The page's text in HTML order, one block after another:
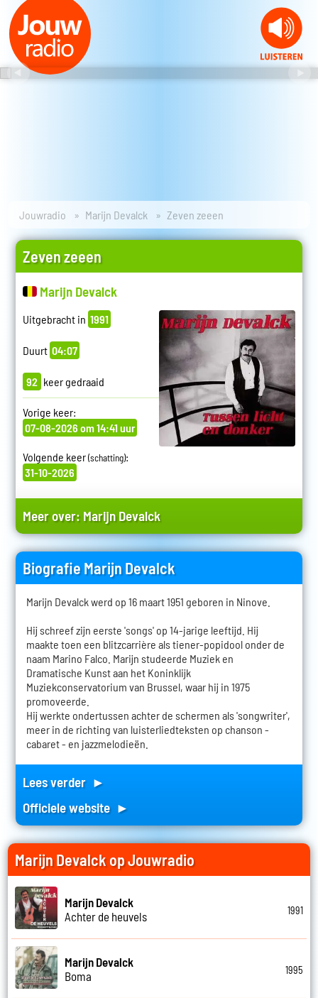
Jouwradio Marijn Devalck Zeven zeeen
Zeven zeeen
Marijn Devalck
Uitgebracht in 1991
Duurt 04:07
92 keer gedraaid
Vorige keer:
07-08-2026 om 14:41 uur
Volgende keer(schatting):
31-10-2026
Meer over: Marijn Devalck
Biografie Marijn Devalck
Marijn Devalck werd op 16 maart 1951 geboren in Ninove.
Hij schreef zijn eerste 'songs' op 14-jarige leeftijd. Hij
maakte toen een blitzcarrière als tiener-popidool onder de
naam Marino Falco. Marijn studeerde Muziek en
Dramatische Kunst aan het Koninklijk
Muziekconservatorium van Brussel, waar hij in 1975
promoveerde.
Hij werkte ondertussen achter de schermen als 'songwriter',
meer in de richting van luisterliedteksten op chanson -
cabaret - en jazzmelodieën.
Lees verder ►
Officiele website ►
Marijn Devalck op Jouwradio
Marijn Devalck
Achter de heuvels
1991
Marijn Devalck
Boma
1995